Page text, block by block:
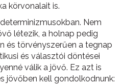
körvonalait is.
Nem
létezik, a holnap pedig
és törvényszerűen a tegnap
és választói döntései
válik a jövő. Ez azt is
jövőben kell gondolkodnunk: